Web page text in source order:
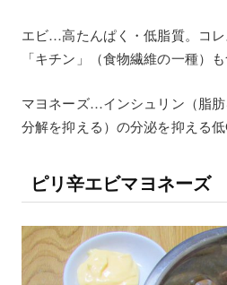
エビ…高たんぱく・低脂質。コ
「キチン」（食物繊維の一種）
マヨネーズ…インシュリン（脂
分解を抑える）の分泌を抑える
ピリ辛エビマヨネーズ